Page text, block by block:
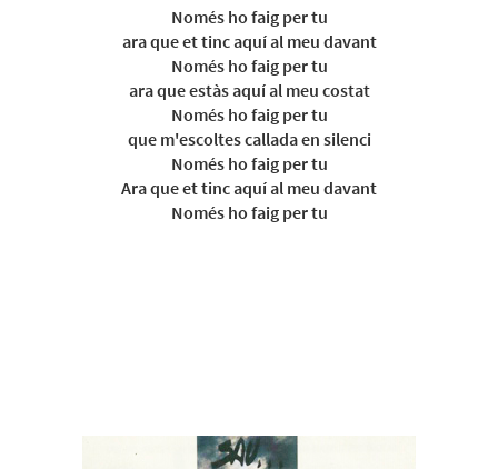
Només ho faig per tu
ara que et tinc aquí al meu davant
Només ho faig per tu
ara que estàs aquí al meu costat
Només ho faig per tu
que m'escoltes callada en silenci
Només ho faig per tu
Ara que et tinc aquí al meu davant
Només ho faig per tu